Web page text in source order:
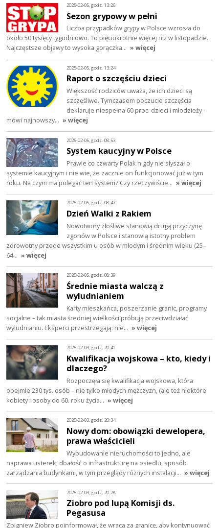
2025-02-05, godz. 13:26
Sezon grypowy w pełni
Liczba przypadków grypy w Polsce wzrosła do
około 50 tysięcy tygodniowo. To pięciokrotnie więcej niż w listopadzie.
Najczęstsze objawy to wysoka gorączka… » więcej
2025-02-05, godz. 13:24
Raport o szczęściu dzieci
Większość rodziców uważa, że ich dzieci są
szczęśliwe. Tymczasem poczucie szczęścia
deklaruje niespełna 60 proc. dzieci i młodzieży -
mówi najnowszy… » więcej
2025-02-05, godz. 08:53
System kaucyjny w Polsce
Prawie co czwarty Polak nigdy nie słyszał o
systemie kaucyjnym i nie wie, że zacznie on funkcjonować już w tym
roku. Na czym ma polegać ten system? Czy rzeczywiście… » więcej
2025-02-05, godz. 08:47
Dzień Walki z Rakiem
Nowotwory złośliwe stanowią drugą przyczynę
zgonów w Polsce i stanowią istotny problem
zdrowotny przede wszystkim u osób w młodym i średnim wieku (25–
64… » więcej
2025-02-05, godz. 08:39
Średnie miasta walczą z
wyludnianiem
Karty mieszkańca, poszerzanie granic, programy
socjalne – tak miasta średniej wielkości próbują przeciwdziałać
wyludnianiu. Eksperci przestrzegają: nie… » więcej
2025-02-03, godz. 20:41
Kwalifikacja wojskowa – kto, kiedy i
dlaczego?
Rozpoczęła się kwalifikacja wojskowa, która
obejmie 230 tys. osób – nie tylko młodych mężczyzn, (ale też niektóre
kobiety i osoby do 60. roku życia… » więcej
2025-02-03, godz. 20:34
Nowy dom: obowiązki dewelopera,
prawa właścicieli
Wybudowanie nieruchomości to jedno, ale
naprawa usterek, dbałość o infrastrukturę na osiedlu, sposób
zarządzania budynkami, w tym przeglądy różnych instalacji… » więcej
2025-02-03, godz. 20:28
Ziobro pod lupą Komisji ds.
Pegasusa
Zbigniew Ziobro poinformował, że wraca za granicę, aby kontynuować